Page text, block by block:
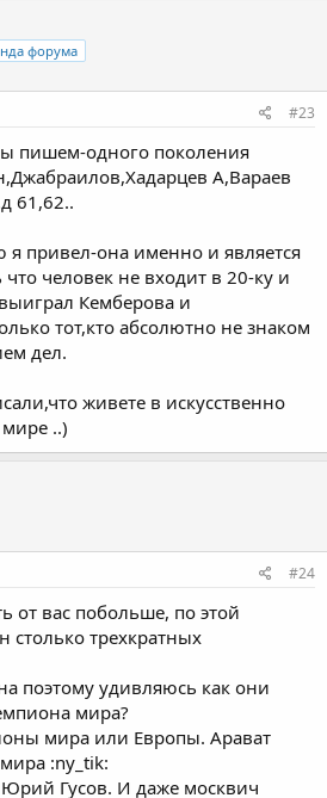
форума
#23
пишем-одного поколения
А,Вараев
61,62..
я привел-она именно и является
человек не входит в 20-ку и
Кемберова и
тот,кто абсолютно не знаком
дел.
живете в искусственно
..)
#24
от вас побольше, по этой
столько трехкратных
поэтому удивляюсь как они
мира?
мира или Европы. Арават
:ny_tik:
Гусов. И даже москвич